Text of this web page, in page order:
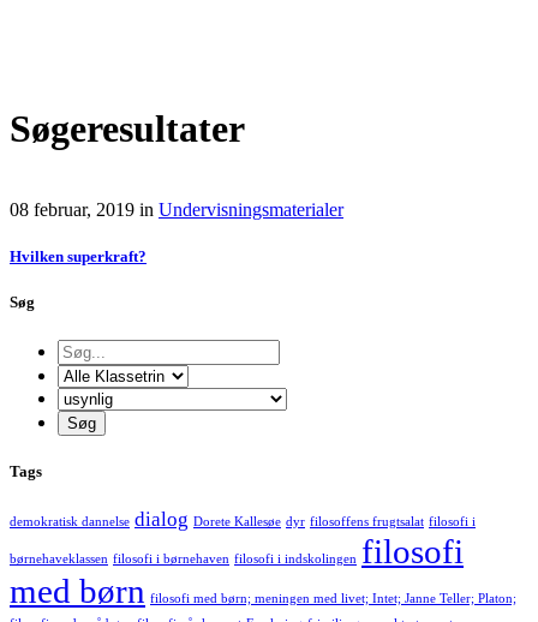
Søgeresultater
08 februar, 2019 in Undervisningsmaterialer
Hvilken superkraft?
Søg
Tags
demokratisk dannelse dialog Dorete Kallesøe dyr filosoffens frugtsalat filosofi i
børnehaveklassen filosofi i børnehaven filosofi i indskolingen filosofi
med børn filosofi med børn; meningen med livet; Intet; Janne Teller; Platon;